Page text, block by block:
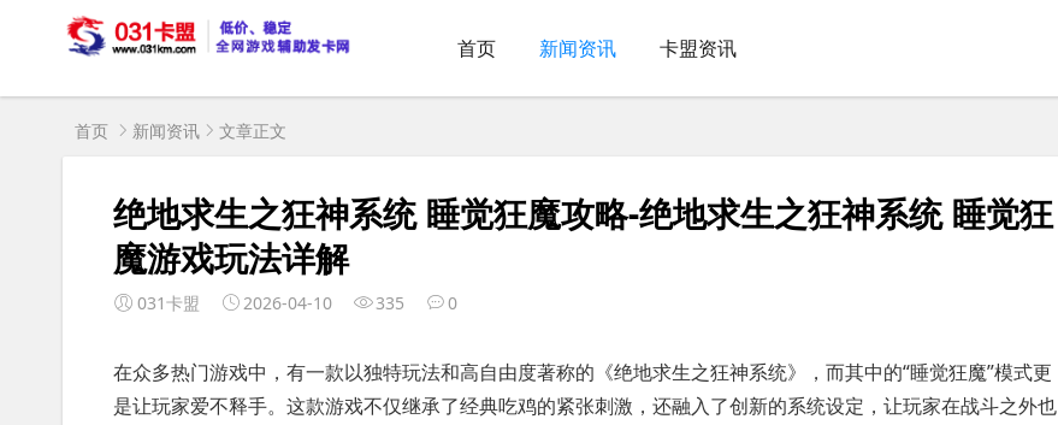
首页 新闻资讯 卡盟资讯
首页 新闻资讯 文章正文
绝地求生之狂神系统 睡觉狂魔攻略-绝地求生之狂神系统 睡觉狂
魔游戏玩法详解
031卡盟 2026-04-10 335 0
在众多热门游戏中，有一款以独特玩法和高自由度著称的《绝地求生之狂神系统》，而其中的“睡觉狂魔”模式更
是让玩家爱不释手。这款游戏不仅继承了经典吃鸡的紧张刺激，还融入了创新的系统设定，让玩家在战斗之外也